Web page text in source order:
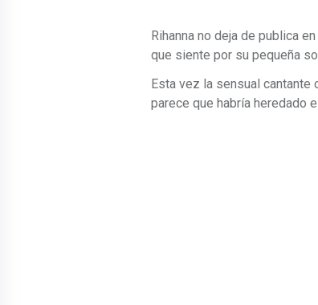
Rihanna no deja de publica
que siente por su pequeña
Esta vez la sensual
parece que habría heredado